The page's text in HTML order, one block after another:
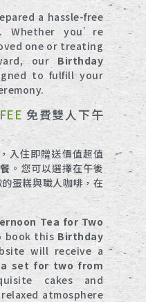
a hassle-free
Whether you’re
one or treating
our Birthday
to fulfill your
免費雙人下午
，入住即贈送價值超值
。您可以選擇在午後
蛋糕與職人咖啡，在
Tea for Two
book this Birthday
will receive a
set for two from
cakes and
atmosphere